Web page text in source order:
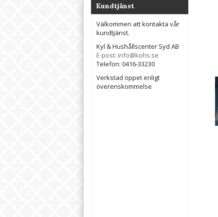
Kundtjänst
Välkommen att kontakta vår
kundtjänst.
Kyl & Hushållscenter Syd AB
E-post: info@kohs.se
Telefon: 0416-33230
Verkstad öppet enligt
överenskommelse